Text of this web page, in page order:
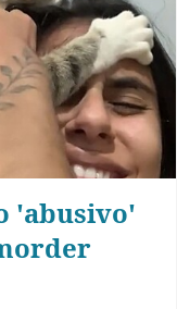
'abusivo'